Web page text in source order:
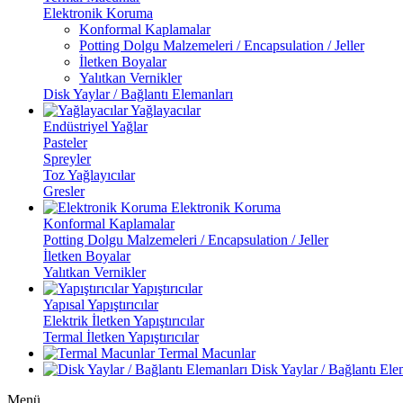
Elektronik Koruma
Konformal Kaplamalar
Potting Dolgu Malzemeleri / Encapsulation / Jeller
İletken Boyalar
Yalıtkan Vernikler
Disk Yaylar / Bağlantı Elemanları
Yağlayacılar
Endüstriyel Yağlar
Pasteler
Spreyler
Toz Yağlayıcılar
Gresler
Elektronik Koruma
Konformal Kaplamalar
Potting Dolgu Malzemeleri / Encapsulation / Jeller
İletken Boyalar
Yalıtkan Vernikler
Yapıştırıcılar
Yapısal Yapıştırıcılar
Elektrik İletken Yapıştırıcılar
Termal İletken Yapıştırıcılar
Termal Macunlar
Disk Yaylar / Bağlantı
Menü